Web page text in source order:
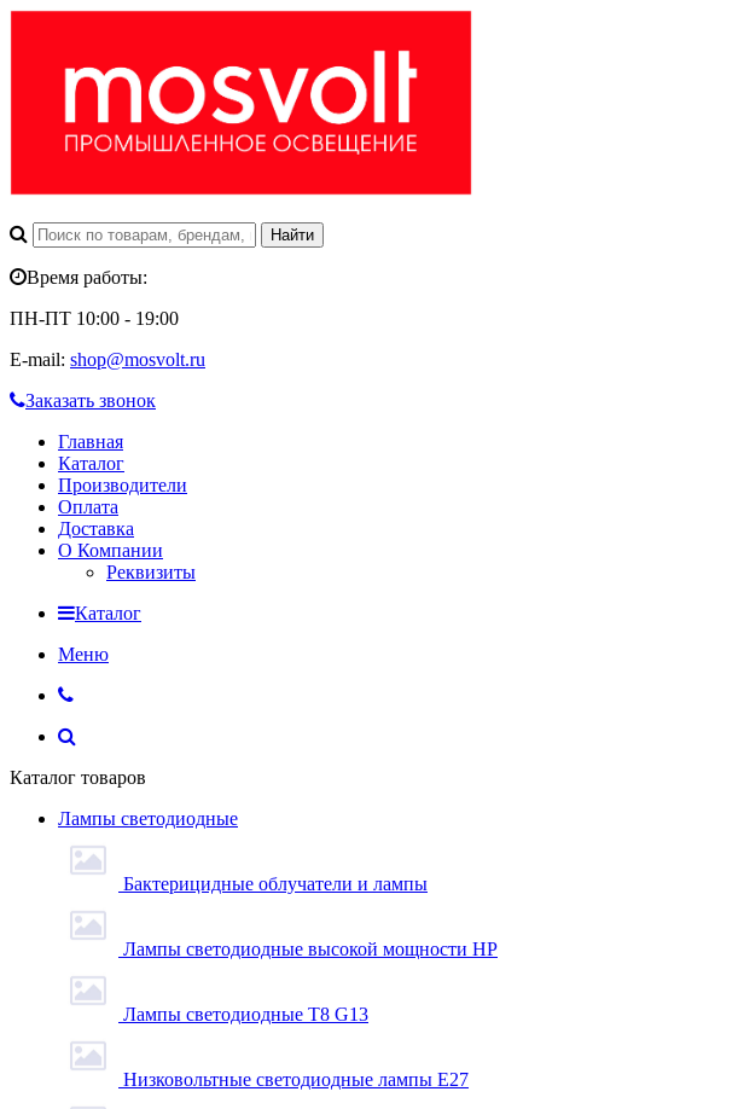
Время работы:
ПН-ПТ 10:00 - 19:00
E-mail: shop@mosvolt.ru
Заказать звонок
Главная
Каталог
Производители
Оплата
Доставка
О Компании
Реквизиты
Каталог
Меню
Каталог товаров
Лампы светодиодные
Бактерицидные облучатели и лампы
Лампы светодиодные высокой мощности HP
Лампы светодиодные Т8 G13
Низковольтные светодиодные лампы E27